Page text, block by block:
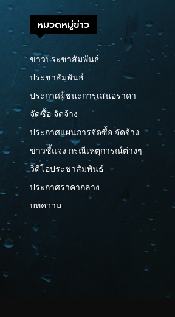
หมวดหมู่ข่าว
ข่าวประชาสัมพันธ์
ประชาสัมพันธ์
ประกาศผู้ชนะการเสนอราคา
จัดซื้อ จัดจ้าง
ประกาศแผนการจัดซื้อ จัดจ้าง
ข่าวชี้แจง กรณีเหตุการณ์ต่างๆ
วิดีโอประชาสัมพันธ์
ประกาศราคากลาง
บทความ